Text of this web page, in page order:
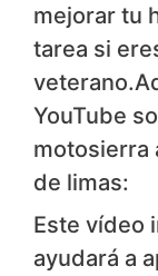
mejorar tu
tarea si
YouTube
motosierra
de limas:
Este vídeo
ayudará a